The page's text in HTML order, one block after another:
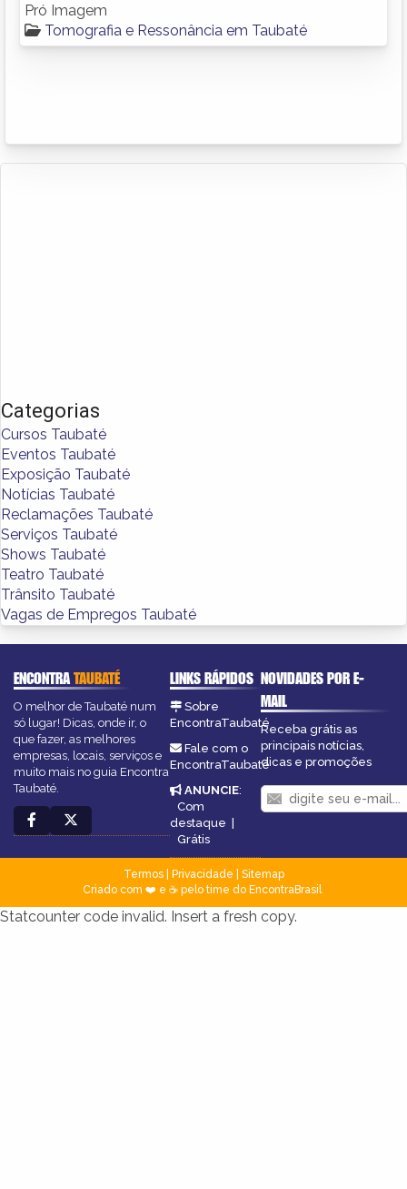
Pró Imagem
Tomografia e Ressonância em Taubaté
Categorias
Cursos Taubaté
Eventos Taubaté
Exposição Taubaté
Notícias Taubaté
Reclamações Taubaté
Serviços Taubaté
Shows Taubaté
Teatro Taubaté
Trânsito Taubaté
Vagas de Empregos Taubaté
ENCONTRATAUBATÉ
O melhor de Taubaté num
só lugar! Dicas, onde ir, o
que fazer, as melhores
empresas, locais, serviços e
muito mais no guia Encontra
Taubaté.
LINKS RÁPIDOS
Sobre
EncontraTaubaté
Fale com o
EncontraTaubaté
ANUNCIE:
Com
destaque |
Grátis
NOVIDADES POR E-
MAIL
Receba grátis as
principais notícias,
dicas e promoções
Termos| Privacidade
Sitemap
Criado com ❤️ e ☕ pelo time do EncontraBrasil
Statcounter code invalid. Insert a fresh copy.